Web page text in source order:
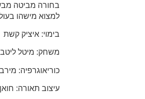
בחורה מביטה
למצוא מישהו
בימוי: איציק קשת
משחק: מיטל
כוריאוגרפיה:
עיצוב תאורה: